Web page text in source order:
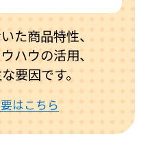
た商品特性、
ハウの活用、
要因です。
はこちら